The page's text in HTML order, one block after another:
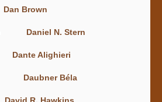
Dan Brown
Daniel N. Stern
Dante Alighieri
Daubner Béla
David R. Hawkins